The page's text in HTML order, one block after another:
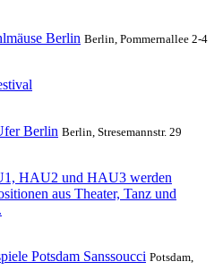
Berlin Berlin, Pommernallee 2-4
Berlin Berlin, Stresemannstr. 29
HAU2 und HAU3 werden
aus Theater, Tanz und
Potsdam Sanssoucci Potsdam,